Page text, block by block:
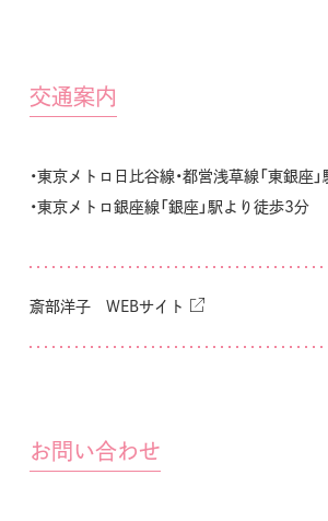
交通案内
・東京メトロ日比谷線・都営浅草線「東銀座
・東京メトロ銀座線「銀座」駅より徒歩3分
斎部洋子 WEBサイト
お問い合わせ